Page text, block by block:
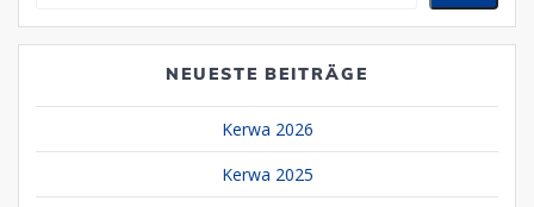
NEUESTE BEITRÄGE
Kerwa 2026
Kerwa 2025